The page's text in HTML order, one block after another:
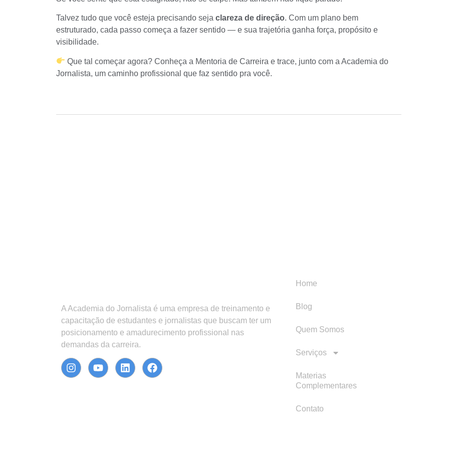
Talvez tudo que você esteja precisando seja clareza de direção. Com um plano bem
estruturado, cada passo começa a fazer sentido — e sua trajetória ganha força, propósito e
visibilidade.
Que tal começar agora? Conheça a Mentoria de Carreira e trace, junto com a Academia do
Jornalista, um caminho profissional que faz sentido pra você.
A Academia do Jornalista é uma empresa de treinamento e
capacitação de estudantes e jornalistas que buscam ter um
posicionamento e amadurecimento profissional nas
demandas da carreira.
Home
Blog
Quem Somos
Serviços
Materias
Complementares
Contato